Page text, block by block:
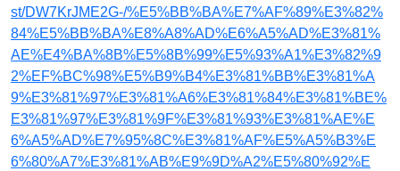
st/DW7KrJME2G-/%E5%BB%BA%E7%AF%89%E3%82%
84%E5%BB%BA%E8%A8%AD%E6%A5%AD%E3%81%
AE%E4%BA%8B%E5%8B%99%E5%93%A1%E3%82%9
2%EF%BC%98%E5%B9%B4%E3%81%BB%E3%81%A
9%E3%81%97%E3%81%A6%E3%81%84%E3%81%BE%
E3%81%97%E3%81%9F%E3%81%93%E3%81%AE%E
6%A5%AD%E7%95%8C%E3%81%AF%E5%A5%B3%E
6%80%A7%E3%81%AB%E9%9D%A2%E5%80%92%E